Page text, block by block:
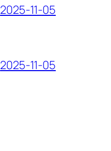
2025-11-05
2025-11-05